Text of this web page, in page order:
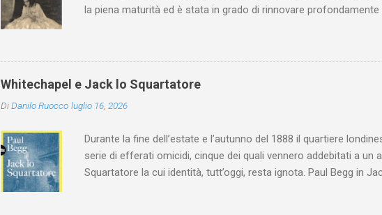
la piena maturità ed è stata in grado di rinnovare
Whitechapel e Jack lo Squartatore
DiDanilo Ruocco luglio 16, 2026
Durante la fine dell’estate e l’autunno del 1888 il quartiere
serie di efferati omicidi, cinque dei quali vennero addebitati a
Squartatore la cui identità, tutt’oggi, resta ignota. Paul Begg in
dedica anche (e, in alcuni capitoli, soprattutto) a ricostruire la